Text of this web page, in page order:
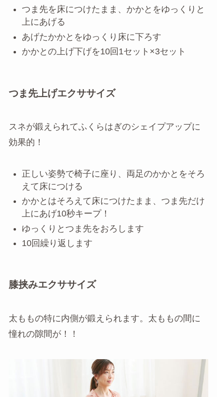
つま先を床につけたまま、かかとをゆっくりと
上にあげる
あげたかかとをゆっくり床に下ろす
かかとの上げ下げを10回1セット×3セット
つま先上げエクササイズ
スネが鍛えられてふくらはぎのシェイプアップに
効果的！
正しい姿勢で椅子に座り、両足のかかとをそろ
えて床につける
かかとはそろえて床につけたまま、つま先だけ
上にあげ10秒キープ！
ゆっくりとつま先をおろします
10回繰り返します
膝挟みエクササイズ
太ももの特に内側が鍛えられます。太ももの間に
憧れの隙間が！！